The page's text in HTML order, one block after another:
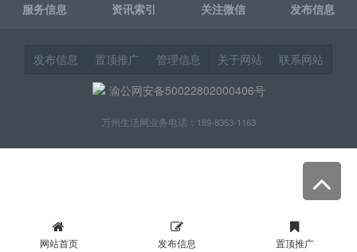
服务信息
资讯索引 关注微信 发布信息
发布信息 置顶推广 管理信息 关于网站
联系网站
渝公网安备50022802000406号
万州生活网业务电话：189-8353-1163
网站首页 发布信息 置顶推广